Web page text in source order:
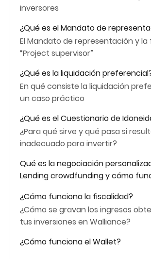
inversores
¿Qué es el Mandato de
El Mandato de representación y la
“Project supervisor”
¿Qué es la liquidación
En qué consiste la liquidación
un caso práctico
¿Qué es el Cuestionario de
¿Para qué sirve y qué pasa si
inadecuado para invertir?
Qué es la negociación
Lending crowdfunding y cómo
¿Cómo funciona la fiscalidad?
¿Cómo se gravan los ingresos
tus inversiones en Walliance?
¿Cómo funciona el Wallet?